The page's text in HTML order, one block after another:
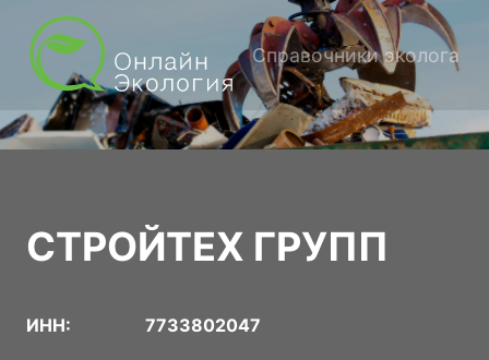
Справочники эколога
СТРОЙТЕХ ГРУПП
ИНН: 7733802047